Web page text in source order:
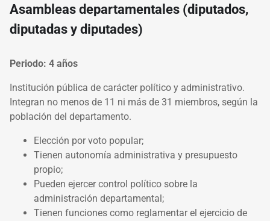
Asambleas departamentales (diputados,
diputadas y diputades)
Periodo: 4 años
Institución pública de carácter político y administrativo.
Integran no menos de 11 ni más de 31 miembros, según la
población del departamento.
Elección por voto popular;
Tienen autonomía administrativa y presupuesto
propio;
Pueden ejercer control político sobre la
administración departamental;
Tienen funciones como reglamentar el ejercicio de